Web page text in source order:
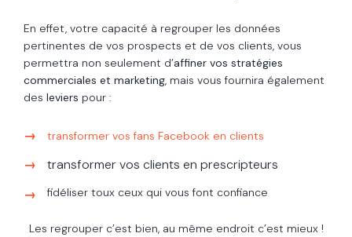
En effet, votre capacité à regrouper les données
pertinentes de vos prospects et de vos clients, vous
permettra non seulement d’affiner vos stratégies
commerciales et marketing, mais vous fournira également
des leviers pour :
transformer vos fans Facebook en clients
transformer vos clients en prescripteurs
fidéliser toux ceux qui vous font confiance
Les regrouper c’est bien, au même endroit c’est mieux !